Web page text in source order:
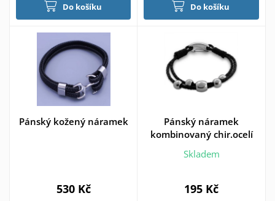
Do košíku Do košíku
Pánský kožený náramek
530 Kč
Pánský náramek
kombinovaný chir.ocelí
Skladem
195 Kč